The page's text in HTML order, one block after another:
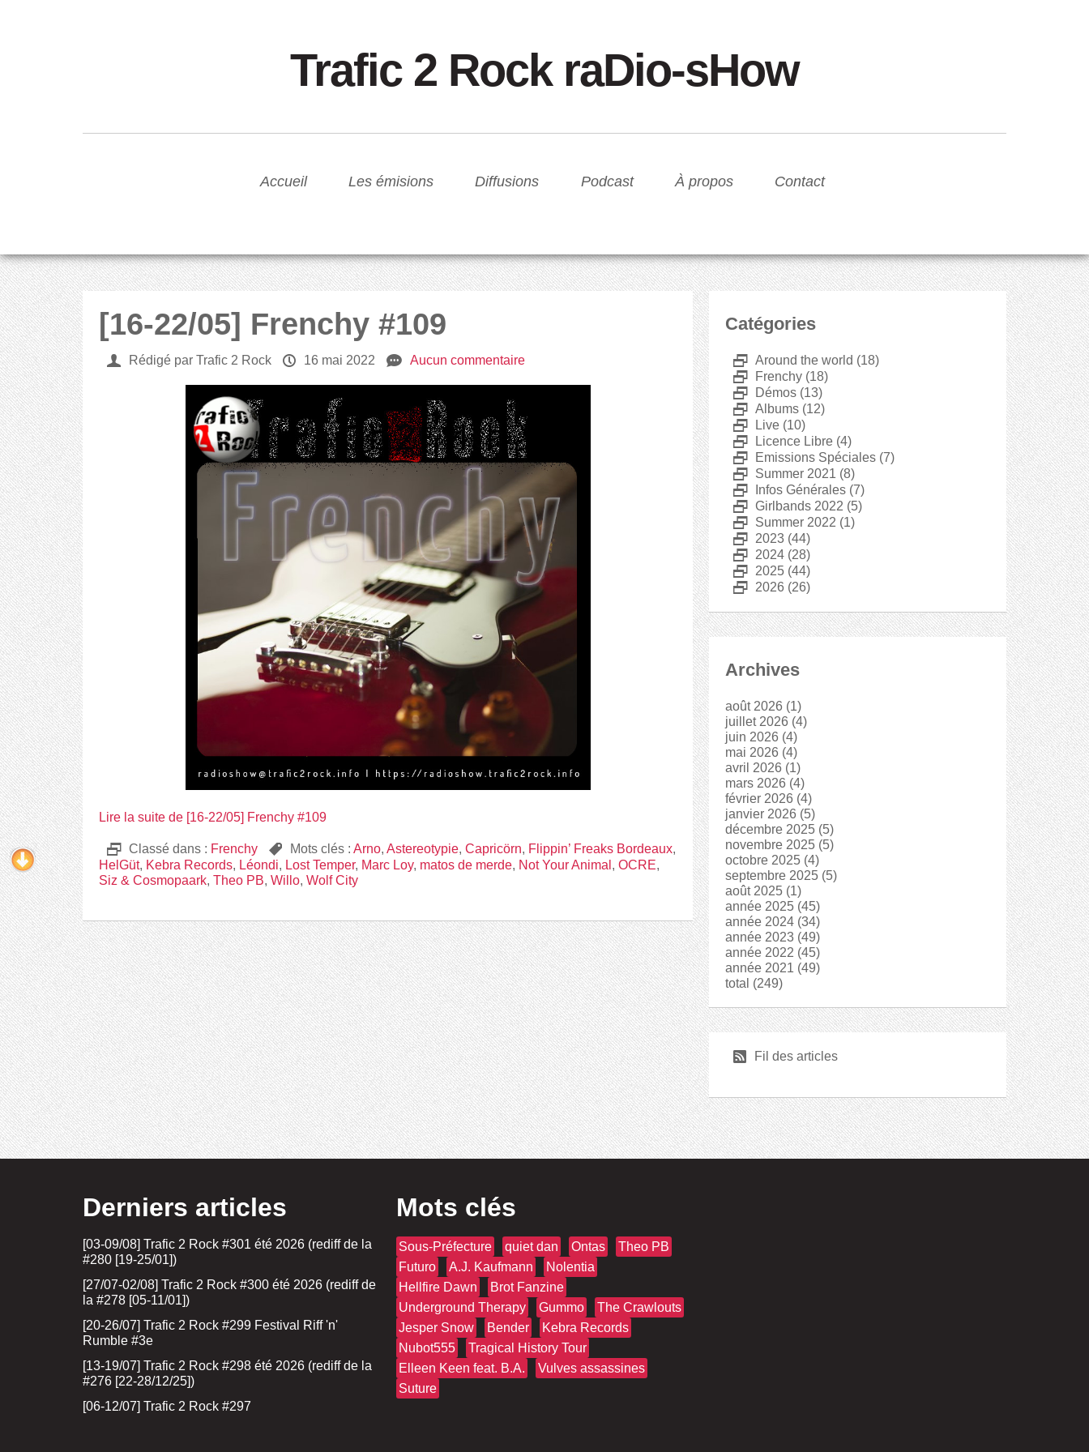
Trafic 2 Rock raDio-sHow
Accueil Les émisions Diffusions Podcast À propos Contact
[16-22/05] Frenchy #109
U Rédigé par Trafic 2 Rock P 16 mai 2022 e Aucun commentaire
Lire la suite de [16-22/05] Frenchy #109
D Classé dans : Frenchy , Mots clés : Arno, Astereotypie, Capricörn, Flippin’ Freaks Bordeaux,
HelGüt, Kebra Records, Léondi, Lost Temper, Marc Loy, matos de merde, Not Your Animal , OCRE,
Siz & Cosmopaark, Theo PB, Willo, Wolf City
Catégories
D Around the world (18)
D Frenchy (18)
D Démos (13)
D Albums (12)
D Live (10)
D Licence Libre (4)
D Emissions Spéciales (7)
D Summer 2021 (8)
D Infos Générales (7)
D Girlbands 2022 (5)
D Summer 2022 (1)
D 2023 (44)
D 2024 (28)
D 2025 (44)
D 2026 (26)
Archives
août 2026 (1)
juillet 2026 (4)
juin 2026 (4)
mai 2026 (4)
avril 2026 (1)
mars 2026 (4)
février 2026 (4)
janvier 2026 (5)
décembre 2025 (5)
novembre 2025 (5)
octobre 2025 (4)
septembre 2025 (5)
août 2025 (1)
année 2025 (45)
année 2024 (34)
année 2023 (49)
année 2022 (45)
année 2021 (49)
total (249)
r Fil des articles
Derniers articles
[03-09/08] Trafic 2 Rock #301 été 2026 (rediff de la
#280 [19-25/01])
[27/07-02/08] Trafic 2 Rock #300 été 2026 (rediff de
la #278 [05-11/01])
[20-26/07] Trafic 2 Rock #299 Festival Riff 'n'
Rumble #3e
[13-19/07] Trafic 2 Rock #298 été 2026 (rediff de la
#276 [22-28/12/25])
[06-12/07] Trafic 2 Rock #297
Mots clés
Sous-Préfecture quiet dan Ontas
Theo PB
Futuro
A.J. Kaufmann
Nolentia
Hellfire Dawn
Brot Fanzine
Underground Therapy
Gummo
The Crawlouts
Jesper Snow
Bender
Kebra Records
Nubot555
Tragical History Tour
Elleen Keen feat. B.A.
Vulves assassines
Suture